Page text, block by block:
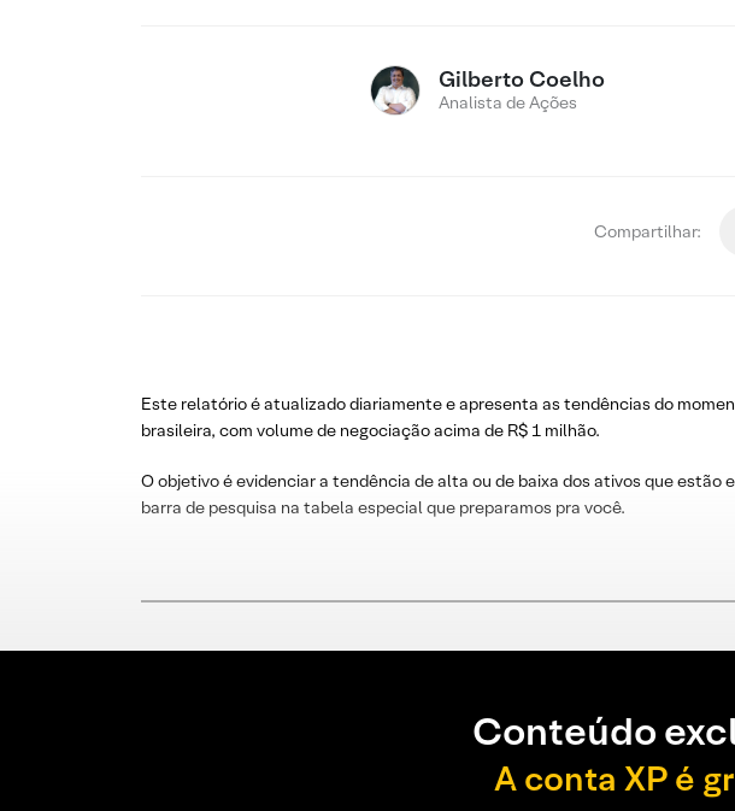
Gilberto Coelho
Analista de Ações
Compartilhar:
Este relatório é atualizado diariamente e apresenta as tendências do
brasileira, com volume de negociação acima de R$ 1 milhão.
O objetivo é evidenciar a tendência de alta ou de baixa dos ativos que estão
barra de pesquisa na tabela especial que preparamos pra você.
Conteúdo
A conta XP é